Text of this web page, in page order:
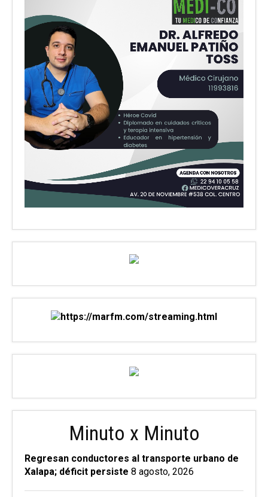
Minuto x Minuto
Regresan conductores al transporte urbano de
Xalapa; déficit persiste 8 agosto, 2026